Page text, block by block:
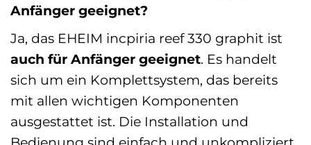
Anfänger geeignet?
Ja, das EHEIM incpiria reef 330 graphit ist
auch für Anfänger geeignet. Es handelt
sich um ein Komplettsystem, das bereits
mit allen wichtigen Komponenten
ausgestattet ist. Die Installation und